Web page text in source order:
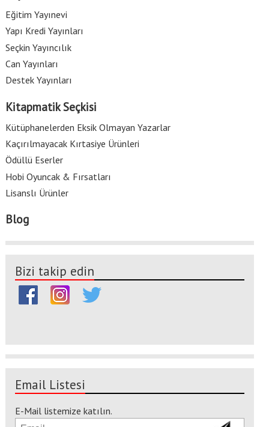
Eğitim Yayınevi
Yapı Kredi Yayınları
Seçkin Yayıncılık
Can Yayınları
Destek Yayınları
Kitapmatik Seçkisi
Kütüphanelerden Eksik Olmayan Yazarlar
Kaçırılmayacak Kırtasiye Ürünleri
Ödüllü Eserler
Hobi Oyuncak & Fırsatları
Lisanslı Ürünler
Blog
Bizi takip edin
Email Listesi
E-Mail listemize katılın.